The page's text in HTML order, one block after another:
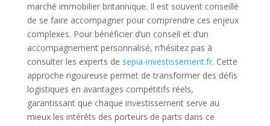
marché immobilier britannique. Il est souvent conseillé
de se faire accompagner pour comprendre ces enjeux
complexes. Pour bénéficier d’un conseil et d’un
accompagnement personnalisé, n’hésitez pas à
consulter les experts de sepia-investissement.fr. Cette
approche rigoureuse permet de transformer des défis
logistiques en avantages compétitifs réels,
garantissant que chaque investissement serve au
mieux les intérêts des porteurs de parts dans ce